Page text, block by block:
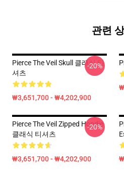
관련
Pierce The Veil Skull 클래식 티
셔츠
₩3,651,700 - ₩4,202,900
-20%
Pierce The Veil Zipped Hoodie
클래식 티셔츠
₩3,651,700 - ₩4,202,900
-20%